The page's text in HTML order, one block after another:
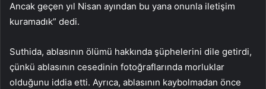
Ancak geçen yıl Nisan ayından bu yana onunla iletişim
kuramadık” dedi.
Suthida, ablasının ölümü hakkında şüphelerini dile getirdi,
çünkü ablasının cesedinin fotoğraflarında morluklar
olduğunu iddia etti. Ayrıca, ablasının kaybolmadan önce